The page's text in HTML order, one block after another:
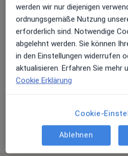
Zahlungsmodalitäten
Akzeptierte Versicherungen
Details
Telefonnummer
Mehr Details
werden wir nur diejenigen
ordnungsgemäße Nutzung
erforderlich sind. Notwendige
abgelehnt werden. Sie können
in den Einstellungen widerrufen
aktualisieren. Erfahren Sie mehr
Cookie Erklärung
Cookie-
Ablehnen